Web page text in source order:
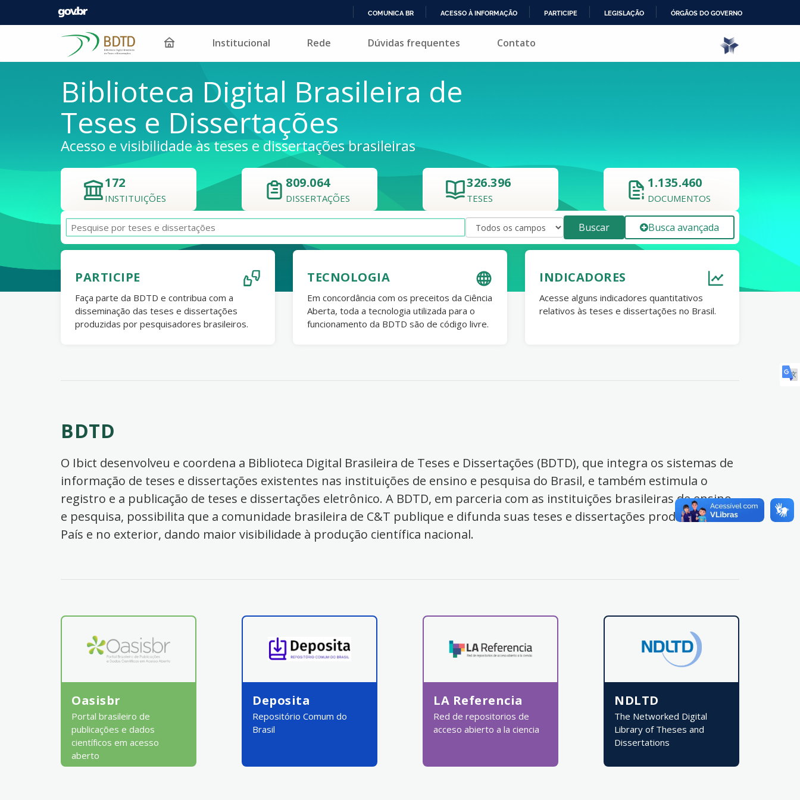
PARA
COMUNICA BR ACESSO À INFORMAÇÃO PARTICIPE LEGISLAÇÃO ÓRGÃOS DO GOVERNO
Pular para o conteúdo Institucional Rede Dúvidas frequentes Contato
Biblioteca Digital Brasileira de
Teses e Dissertações
Acesso e visibilidade às teses e dissertações brasileiras
172
INSTITUIÇÕES
809.064
DISSERTAÇÕES
326.396
TESES
1.135.460
DOCUMENTOS
Buscar Busca avançada
PARTICIPE
Faça parte da BDTD e contribua com a
disseminação das teses e dissertações
produzidas por pesquisadores brasileiros.
TECNOLOGIA
Em concordância com os preceitos da Ciência
Aberta, toda a tecnologia utilizada para o
funcionamento da BDTD são de código livre.
INDICADORES
Acesse alguns indicadores quantitativos
relativos às teses e dissertações no Brasil.
BDTD
O Ibict desenvolveu e coordena a Biblioteca Digital Brasileira de Teses e Dissertações (BDTD), que integra os sistemas de
informação de teses e dissertações existentes nas instituições de ensino e pesquisa do Brasil, e também estimula o
registro e a publicação de teses e dissertações eletrônico. A BDTD, em parceria com as instituições brasileiras de ensino
e pesquisa, possibilita que a comunidade brasileira de C&T publique e difunda suas teses e dissertações produzidas no
País e no exterior, dando maior visibilidade à produção científica nacional.
Oasisbr
Portal brasileiro de
publicações e dados
científicos em acesso
aberto
Deposita
Repositório Comum do
Brasil
LA Referencia
Red de repositorios de
acceso abierto a la ciencia
NDLTD
The Networked Digital
Library of Theses and
Dissertations